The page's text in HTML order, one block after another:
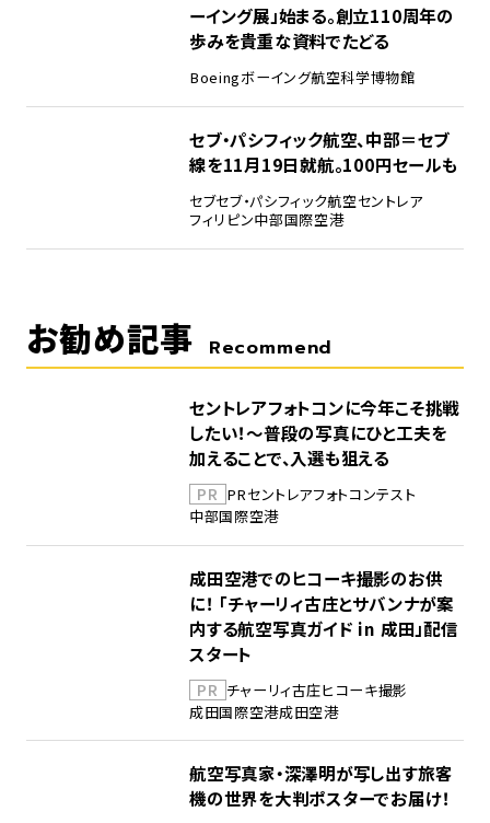
ーイング展」始まる。創立110周年の
歩みを貴重な資料でたどる
Boeingボーイング航空科学博物館
セブ・パシフィック航空、中部＝セブ
線を11月19日就航。100円セールも
セブセブ・パシフィック航空セントレア
フィリピン中部国際空港
お勧め記事 Recommend
セントレアフォトコンに今年こそ挑戦
したい！～普段の写真にひと工夫を
加えることで、入選も狙える
PR PRセントレアフォトコンテスト
中部国際空港
成田空港でのヒコーキ撮影のお供
に！ 「チャーリィ古庄とサバンナが案
内する航空写真ガイド in 成田」配信
スタート
PR チャーリィ古庄ヒコーキ撮影
成田国際空港成田空港
航空写真家・深澤明が写し出す旅客
機の世界を大判ポスターでお届け！